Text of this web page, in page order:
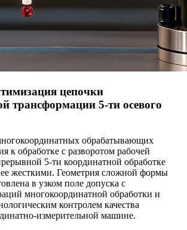
цепочки
трансформации 5-ти осевого
обрабатывающих
к обработке с разворотом рабочей
5-ти координатной обработке
жесткими. Геометрия сложной формы
в узком поле допуска с
многокоординатной обработки и
контролем качества
измерительной машине.